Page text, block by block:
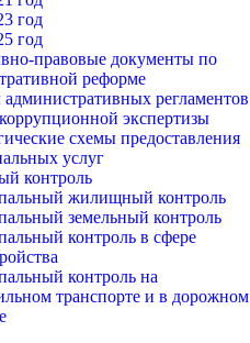
год
год
правовые документы по
реформе
регламентов
экспертизы
схемы предоставления
услуг
контроль
жилищный контроль
земельный контроль
контроль в сфере
контроль на
транспорте и в дорожном